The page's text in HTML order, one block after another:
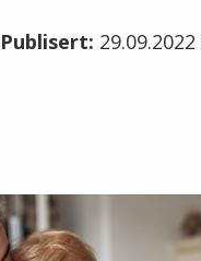
Publisert: 29.09.2022